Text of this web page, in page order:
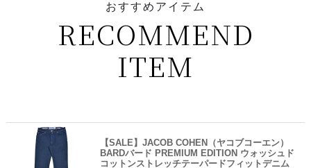
おすすめアイテム
RECOMMEND
ITEM
【SALE】JACOB COHEN（ヤコブコーエン）
BARDバード PREMIUM EDITION ウォッシュド
コットンストレッチテーパードフィットデニム